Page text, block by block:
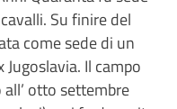
Su finire del
come sede di un
Il campo
otto settembre